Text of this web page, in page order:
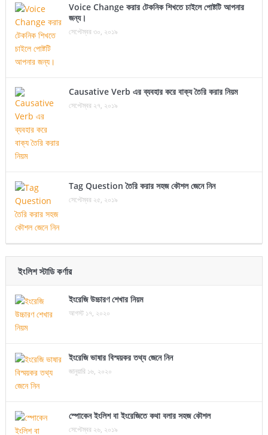
Voice Change করার টেকনিক শিখতে চাইলে পোষ্টটি আপনার
জন্য।
সেপ্টেম্বর ৩০, ২০১৯
Causative Verb এর ব্যবহার করে বাক্য তৈরি করার নিয়ম
সেপ্টেম্বর ২৭, ২০১৯
Tag Question তৈরি করার সহজ কৌশল জেনে নিন
সেপ্টেম্বর ২৫, ২০১৯
ইংলিশ স্টাডি কর্ণার
ইংরেজি উচ্চারণ শেখার নিয়ম
আগস্ট ১৭, ২০২০
ইংরেজি ভাষার বিস্ময়কর তথ্য জেনে নিন
জানুয়ারি ১৬, ২০২০
স্পোকেন ইংলিশ বা ইংরেজিতে কথা বলার সহজ কৌশল
সেপ্টেম্বর ২৬, ২০১৯